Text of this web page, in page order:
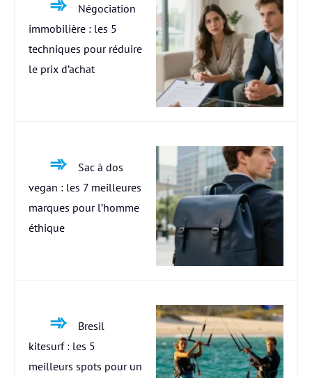
Négociation
immobilière : les 5
techniques pour réduire
le prix d’achat
Sac à dos
vegan : les 7 meilleures
marques pour l’homme
éthique
Bresil
kitesurf : les 5
meilleurs spots pour un